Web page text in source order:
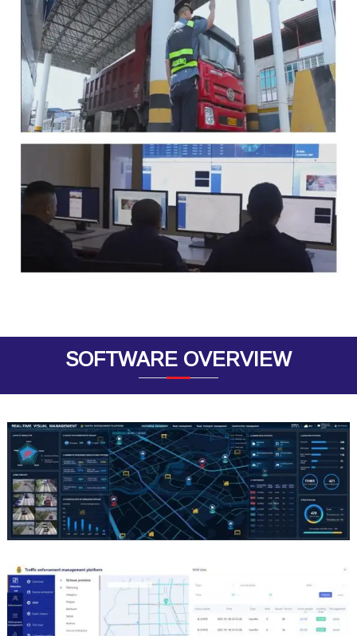
SOFTWARE OVERVIEW